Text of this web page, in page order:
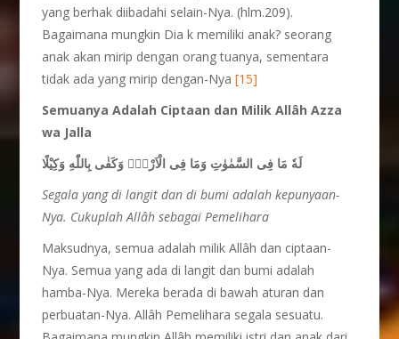
yang berhak diibadahi selain-Nya. (hlm.209).
Bagaimana mungkin Dia k memiliki anak? seorang
anak akan mirip dengan orang tuanya, sementara
tidak ada yang mirip dengan-Nya[15]
Semuanya Adalah Ciptaan dan Milik Allâh Azza
wa Jalla
لَهٗ مَا فِى السَّمٰوٰتِ وَمَا فِى الْاَرْضِۗ وَكَفٰى بِاللّٰهِ وَكِيْلًا
Segala yang di langit dan di bumi adalah kepunyaan-
Nya. Cukuplah Allâh sebagai Pemelihara
Maksudnya, semua adalah milik Allâh dan ciptaan-
Nya. Semua yang ada di langit dan bumi adalah
hamba-Nya. Mereka berada di bawah aturan dan
perbuatan-Nya. Allâh Pemelihara segala sesuatu.